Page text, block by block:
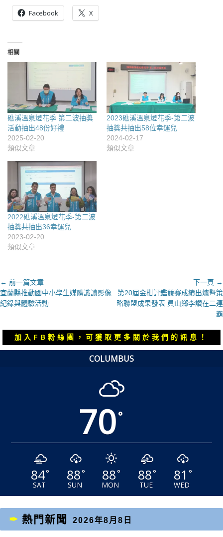
Facebook X
相關
礁溪溫泉燈花季 第二波抽獎
活動抽出48份好禮
2025-02-20
類似文章
2023礁溪溫泉燈花季-第二波
抽獎共抽出58位幸運兒
2024-02-17
類似文章
2022礁溪溫泉燈花季-第二波
抽獎共抽出36幸運兒
2023-02-20
類似文章
文
章
導
← 前一篇文章
上
一
宜蘭縣推動國中小學生媒體識讀影像
紀錄與體驗活動
下一頁 →
下
一
章：
第20屆金柑評鑑競賽成績出爐暨策
略聯盟成果發表 員山鄉李讚在二連
霸
加入FB粉絲團，可獲取更多關於我們的訊息！
COLUMBUS
70°
84°
SAT
88°
SUN
88°
MON
88°
TUE
81 °
WED
熱門新聞 2026年8月8日